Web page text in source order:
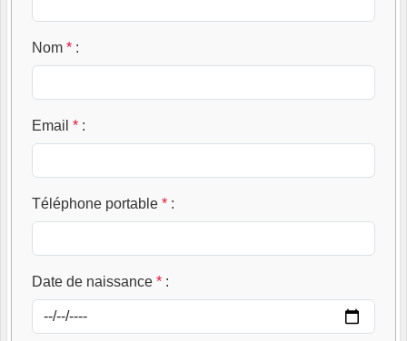
Nom * :
Email * :
Téléphone portable * :
Date de naissance * :